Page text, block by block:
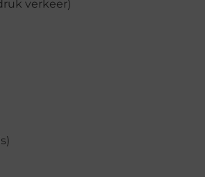
verkeer)